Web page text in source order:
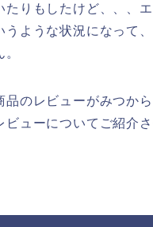
りもしたけど、、、
ような状況になって
のレビューがみつか
ューについてご紹介